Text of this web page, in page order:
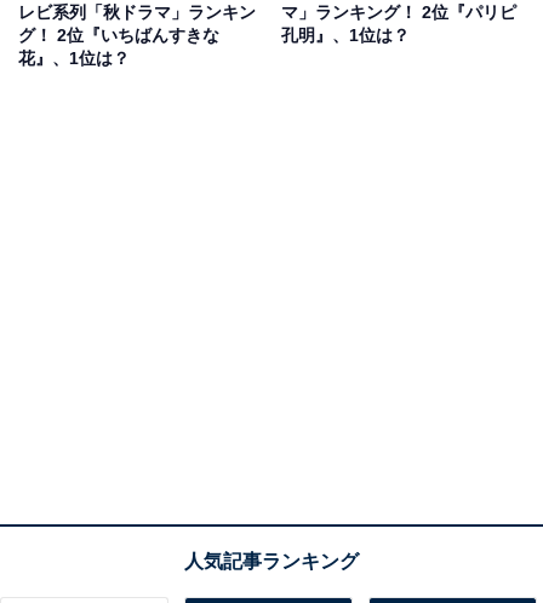
レビ系列「秋ドラマ」ランキン
グ！ 2位『いちばんすきな
花』、1位は？
マ」ランキング！ 2位『パリピ
孔明』、1位は？